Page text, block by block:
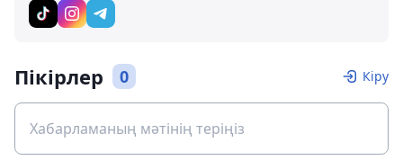
Пікірлер 0 Кіру